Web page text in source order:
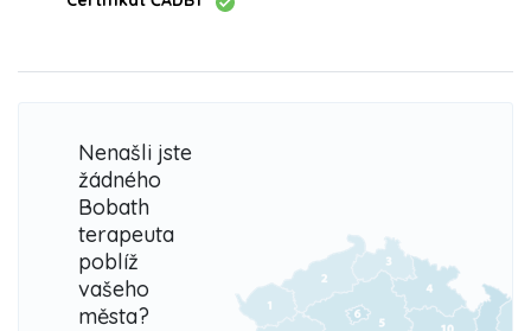
Nenašli jste
žádného
Bobath
terapeuta
poblíž
vašeho
města?